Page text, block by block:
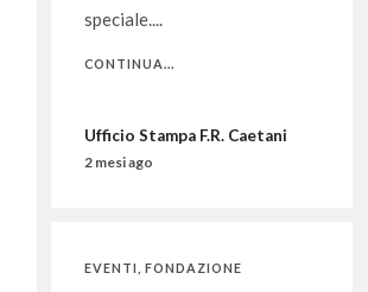
speciale....
CONTINUA...
Ufficio Stampa F.R. Caetani
2 mesi ago
EVENTI ,FONDAZIONE